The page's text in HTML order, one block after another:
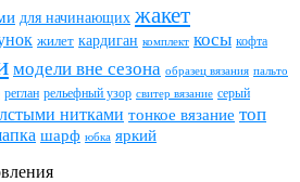
для начинающих жакет
жилет кардиган комплект косы кофта
модели вне сезона образец вязания пальто
реглан рельефный узор свитер вязание серый
нитками тонкое вязание топ
шарф юбка яркий